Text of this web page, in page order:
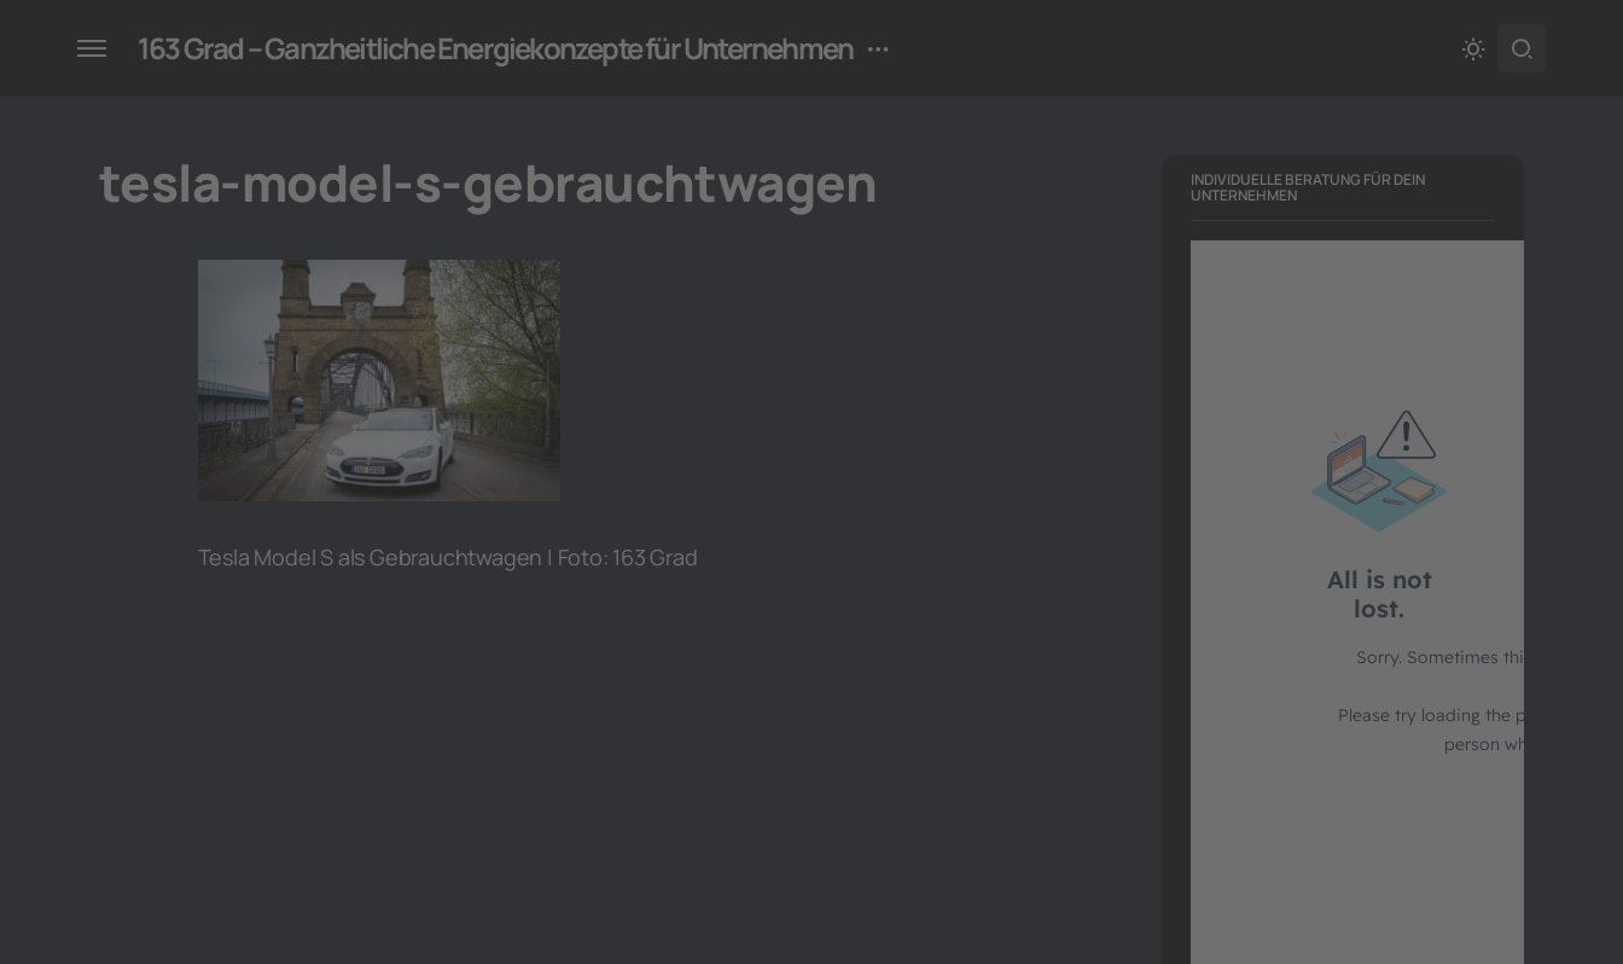
für Unternehmen
163 Grad – Ganzheitliche Energiekonzepte für Unternehmen
tesla-model-s-gebrauchtwagen
Tesla Model S als Gebrauchtwagen | Foto: 163 Grad
INDIVIDUELLE BERATUNG FÜR DEIN
UNTERNEHMEN